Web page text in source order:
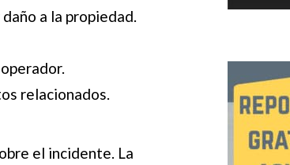
a la propiedad.
relacionados.
el incidente. La